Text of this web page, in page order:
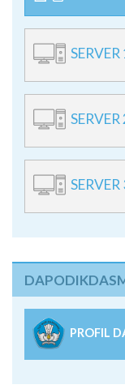
PROFIL